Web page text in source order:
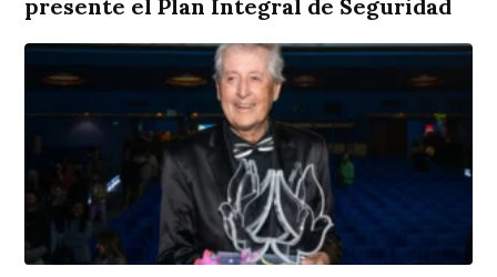
presente el Plan Integral de Seguridad